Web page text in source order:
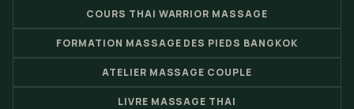
COURS THAI WARRIOR MASSAGE
FORMATION MASSAGE DES PIEDS BANGKOK
ATELIER MASSAGE COUPLE
LIVRE MASSAGE THAI